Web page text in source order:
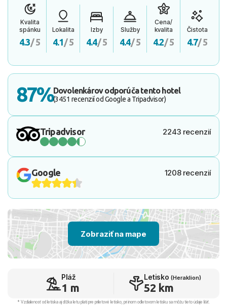
Kvalita
spánku
4.3/ 5
Lokalita
4.1/ 5
Izby
4.4/ 5
Služby
4.4/ 5
Cena/
kvalita
4.2/ 5
Čistota
4.7/ 5
87%Dovolenkárov odporúča tento hotel
(3451 recenzií od Google a Tripadvisor)
Tripadvisor 2243 recenzií
Google 1208 recenzií
Zobraziť na mape
Pláž
1 m
Letisko (Heraklion)
52 km
* Vzdialenosť od letiska aj dľžka letu platí pre príletové letisko, pri inom odletovom letisku sa môžu tieto údaje líšiť.